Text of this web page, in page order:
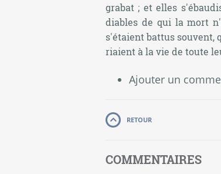
grabat ; et elles
diables de qui la mort
s'étaient battus souvent,
riaient à la vie de toute
Ajouter un
RETOUR
COMMENTAIRES